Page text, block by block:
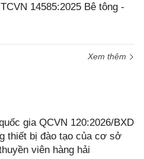
14585:2025 Bê tông -
Xem thêm
gia QCVN 120:2026/BXD
thiết bị đào tạo của cơ sở
viên hàng hải